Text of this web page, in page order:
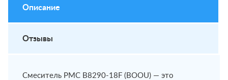
Описание
Отзывы
Смеситель РМС B8290-18F (BOOU) — это